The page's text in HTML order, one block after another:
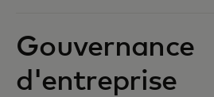
Gouvernance
d'entreprise